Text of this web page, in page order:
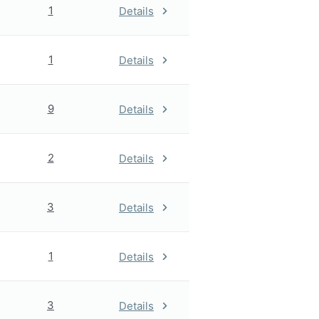
1 Details
1 Details
9 Details
2 Details
3 Details
1 Details
3 Details